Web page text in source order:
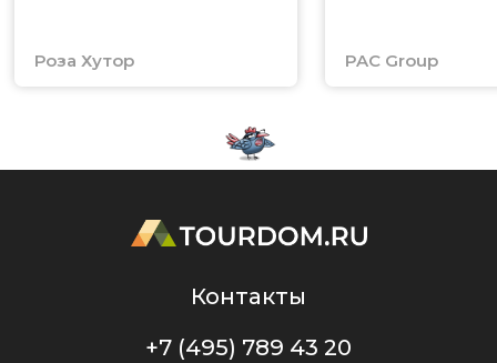
Роза Хутор PAC Group
Контакты
+7 (495) 789 43 20